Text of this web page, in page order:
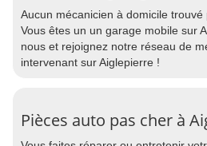
Aucun mécanicien à domicile trouvé
Vous êtes un un garage mobile sur
nous et rejoignez notre réseau de
intervenant sur Aiglepierre !
Pièces auto pas cher à